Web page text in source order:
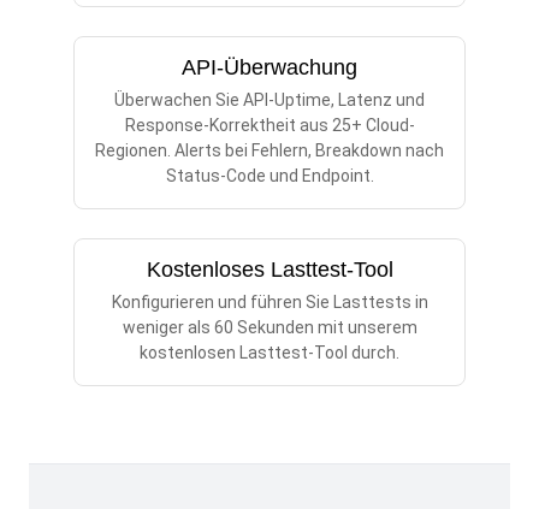
API-Überwachung
Überwachen Sie API-Uptime, Latenz und
Response-Korrektheit aus 25+ Cloud-
Regionen. Alerts bei Fehlern, Breakdown nach
Status-Code und Endpoint.
Kostenloses Lasttest-Tool
Konfigurieren und führen Sie Lasttests in
weniger als 60 Sekunden mit unserem
kostenlosen Lasttest-Tool durch.